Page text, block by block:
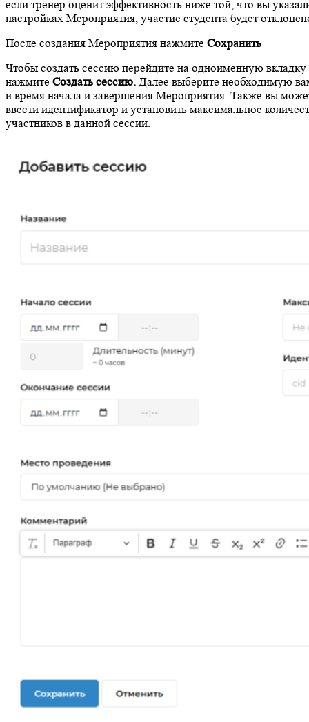
если тренер оценит эффективность ниже той, что вы
настройках Мероприятия, участие студента будет
После создания Мероприятия нажмите Сохранить
Чтобы создать сессию перейдите на одноименную вкладку
нажмите Создать сессию. Далее выберите необходимую
и время начала и завершения Мероприятия. Также вы
ввести идентификатор и установить максимальное
участников в данной сессии.